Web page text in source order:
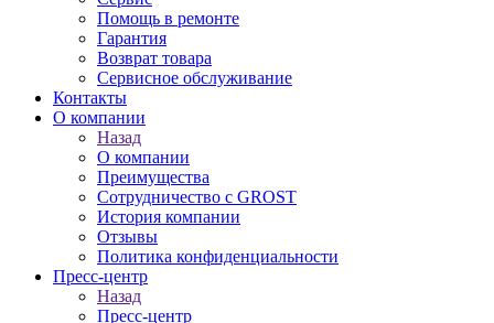
Помощь в ремонте
Гарантия
Возврат товара
Сервисное обслуживание
Контакты
О компании
Назад
О компании
Преимущества
Сотрудничество с GROST
История компании
Отзывы
Политика конфиденциальности
Пресс-центр
Назад
Пресс-центр